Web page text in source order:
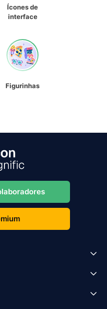
Ícones de
interface
Figurinhas